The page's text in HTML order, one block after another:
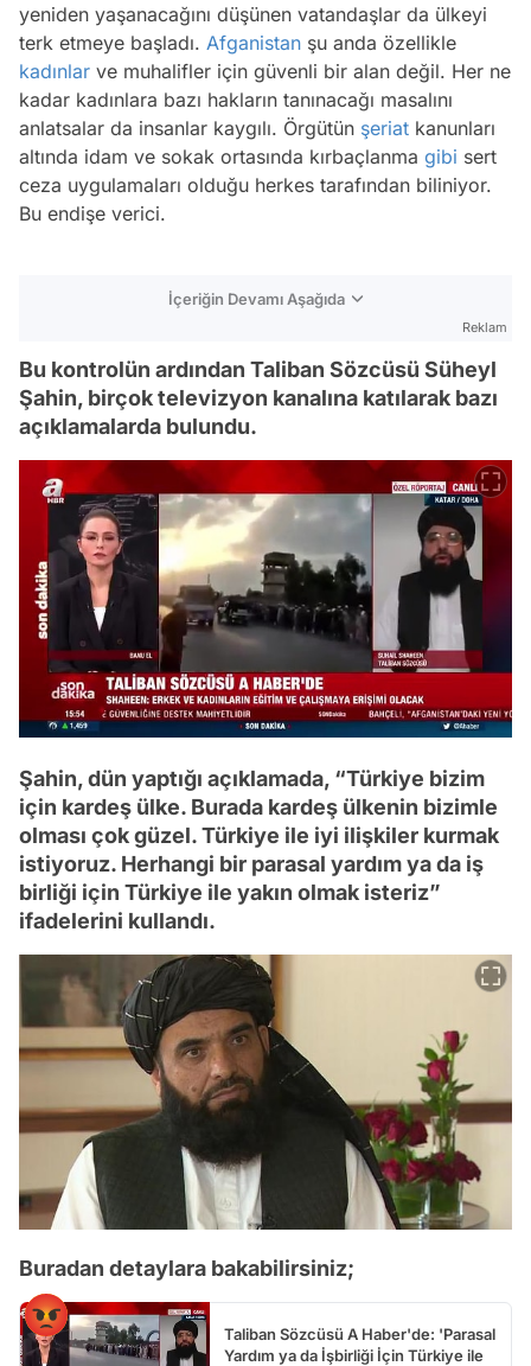
yeniden yaşanacağını düşünen vatandaşlar da ülkeyi
terk etmeye başladı. Afganistan şu anda özellikle
kadınlar ve muhalifler için güvenli bir alan değil. Her ne
kadar kadınlara bazı hakların tanınacağı masalını
anlatsalar da insanlar kaygılı. Örgütün şeriat kanunları
altında idam ve sokak ortasında kırbaçlanma gibi sert
ceza uygulamaları olduğu herkes tarafından biliniyor.
Bu endişe verici.
İçeriğin Devamı Aşağıda
Reklam
Bu kontrolün ardından Taliban Sözcüsü Süheyl
Şahin, birçok televizyon kanalına katılarak bazı
açıklamalarda bulundu.
Şahin, dün yaptığı açıklamada, “Türkiye bizim
için kardeş ülke. Burada kardeş ülkenin bizimle
olması çok güzel. Türkiye ile iyi ilişkiler kurmak
istiyoruz. Herhangi bir parasal yardım ya da iş
birliği için Türkiye ile yakın olmak isteriz”
ifadelerini kullandı.
Buradan detaylara bakabilirsiniz;
Taliban Sözcüsü A Haber'de: 'Parasal
Yardım ya da İşbirliği İçin Türkiye ile